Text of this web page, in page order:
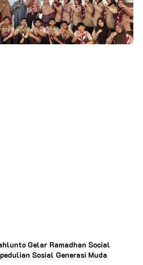
Gelar Ramadhan Social
Sosial Generasi Muda